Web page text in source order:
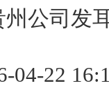
公司发
04-22